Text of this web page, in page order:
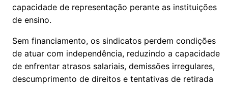
capacidade de representação perante as instituições
de ensino.
Sem financiamento, os sindicatos perdem condições
de atuar com independência, reduzindo a capacidade
de enfrentar atrasos salariais, demissões irregulares,
descumprimento de direitos e tentativas de retirada